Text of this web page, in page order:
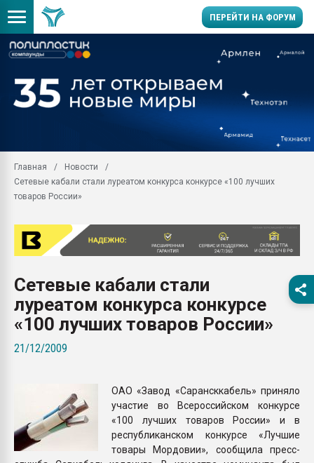
ПЕРЕЙТИ НА ФОРУМ
производство SPC
заводу пластмасс"
28.07.2026
первый план в
28.07.2026
ситуацией на
Всё, что касается
Главная
Новости
Сетевые кабали стали луреатом конкурса конкурсе «100 лучших
товаров России»
Сетевые кабали стали
луреатом конкурса конкурсе
«100 лучших товаров России»
21/12/2009
ОАО «Завод «Сарансккабель» приняло
участие во Всероссийском конкурсе
«100 лучших товаров России» и в
республиканском конкурсе «Лучшие
товары Мордовии», сообщила пресс-